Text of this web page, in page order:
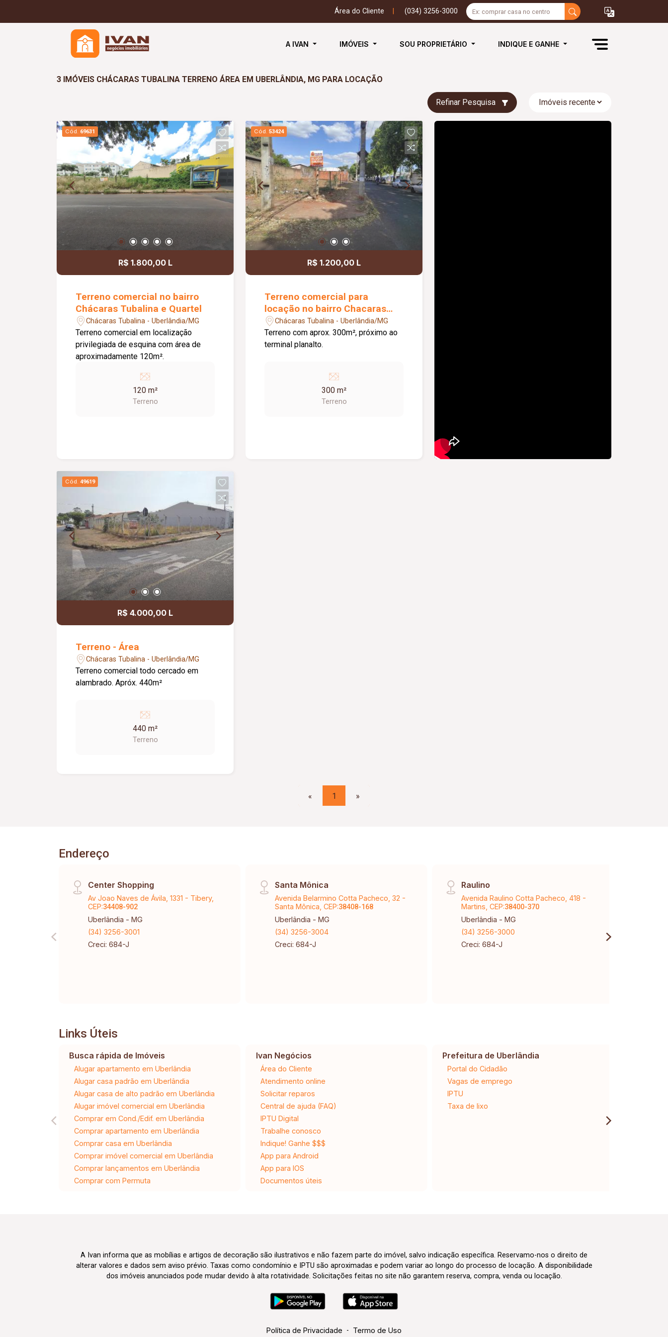
Área do Cliente (034) 3256-3000
A IVAN IMÓVEIS SOU PROPRIETÁRIO INDIQUE E GANHE
3 IMÓVEIS CHÁCARAS TUBALINA TERRENO ÁREA EM UBERLÂNDIA, MG PARA LOCAÇÃO
Refinar Pesquisa
Cód. 69631
R$ 1.800,00 L
Terreno comercial no bairro
Chácaras Tubalina e Quartel
Chácaras Tubalina - Uberlândia/MG
Terreno comercial em localização
privilegiada de esquina com área de
aproximadamente 120m².
120 m²
Terreno
Cód. 53424
R$ 1.200,00 L
Terreno comercial para
locação no bairro Chacaras
Tubalina
Chácaras Tubalina - Uberlândia/MG
Terreno com aprox. 300m², próximo ao
terminal planalto.
300 m²
Terreno
Cód. 49619
R$ 4.000,00 L
Terreno - Área
Chácaras Tubalina - Uberlândia/MG
Terreno comercial todo cercado em
alambrado. Apróx. 440m²
440 m²
Terreno
« 1 »
Endereço
Center Shopping
Av Joao Naves de Ávila, 1331 - Tibery,
CEP:34408-902
Uberlândia - MG
(34) 3256-3001
Creci: 684-J
Santa Mônica
Avenida Belarmino Cotta Pacheco, 32 -
Santa Mônica, CEP:38408-168
Uberlândia - MG
(34) 3256-3004
Creci: 684-J
Raulino
Avenida Raulino Cotta Pacheco, 418 -
Martins, CEP:38400-370
Uberlândia - MG
(34) 3256-3000
Creci: 684-J
Links Úteis
Busca rápida de Imóveis
Alugar apartamento em Uberlândia
Alugar casa padrão em Uberlândia
Alugar casa de alto padrão em Uberlândia
Alugar imóvel comercial em Uberlândia
Comprar em Cond./Edif. em Uberlândia
Comprar apartamento em Uberlândia
Comprar casa em Uberlândia
Comprar imóvel comercial em Uberlândia
Comprar lançamentos em Uberlândia
Comprar com Permuta
Ivan Negócios
Área do Cliente
Atendimento online
Solicitar reparos
Central de ajuda (FAQ)
IPTU Digital
Trabalhe conosco
Indique! Ganhe $$$
App para Android
App para IOS
Documentos úteis
Prefeitura de Uberlândia
Portal do Cidadão
Vagas de emprego
IPTU
Taxa de lixo
A Ivan informa que as mobílias e artigos de decoração são ilustrativos e não fazem parte do imóvel, salvo indicação específica. Reservamo-nos o direito de
alterar valores e dados sem aviso prévio. Taxas como condomínio e IPTU são aproximadas e podem variar ao longo do processo de locação. A disponibilidade
dos imóveis anunciados pode mudar devido à alta rotatividade. Solicitações feitas no site não garantem reserva, compra, venda ou locação.
Política de Privacidade - Termo de Uso